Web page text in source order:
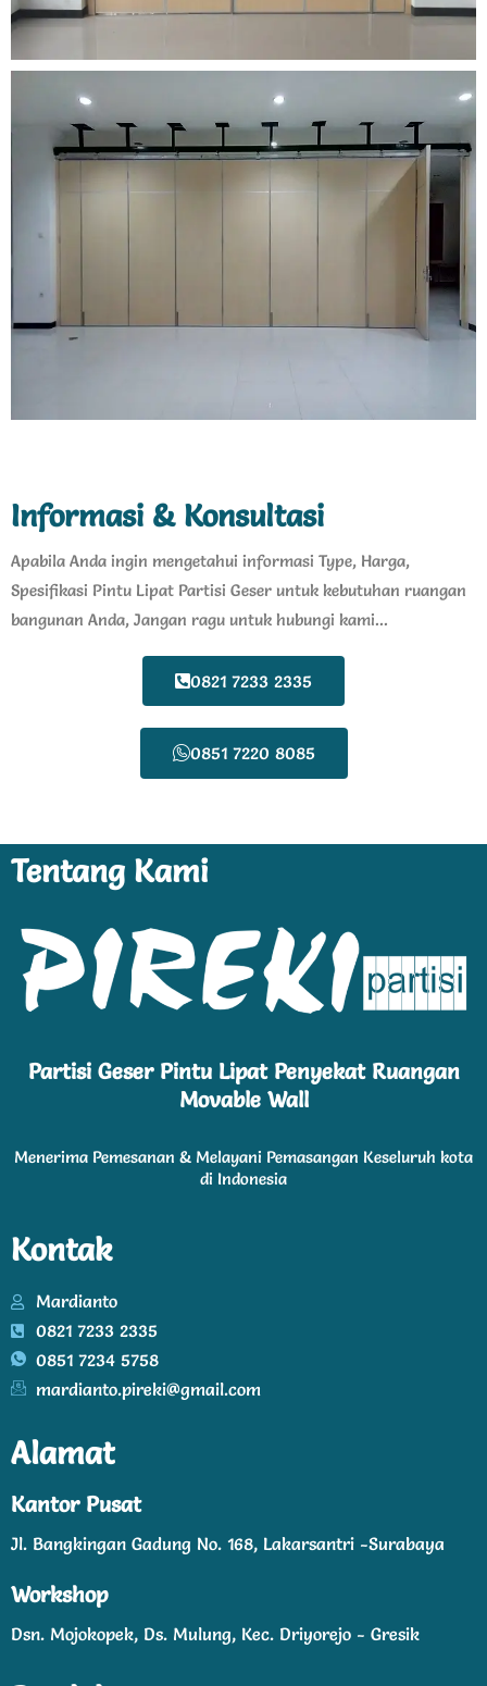
Informasi & Konsultasi
Apabila Anda ingin mengetahui informasi Type, Harga,
Spesifikasi Pintu Lipat Partisi Geser untuk kebutuhan ruangan
bangunan Anda, Jangan ragu untuk hubungi kami...
0821 7233 2335
0851 7220 8085
Tentang Kami
Partisi Geser Pintu Lipat Penyekat Ruangan
Movable Wall
Menerima Pemesanan & Melayani Pemasangan Keseluruh kota
di Indonesia
Kontak
Mardianto
0821 7233 2335
0851 7234 5758
mardianto.pireki@gmail.com
Alamat
Kantor Pusat
Jl. Bangkingan Gadung No. 168, Lakarsantri -Surabaya
Workshop
Dsn. Mojokopek, Ds. Mulung, Kec. Driyorejo - Gresik